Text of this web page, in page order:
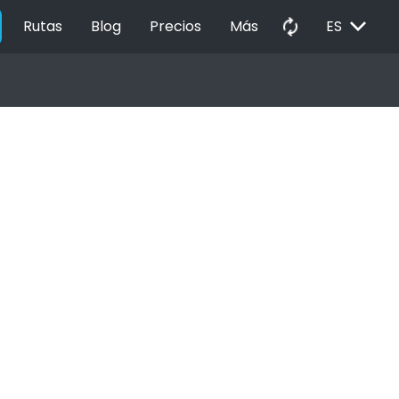
Rutas Blog Precios Más autorenew ES EXPAND_MORE